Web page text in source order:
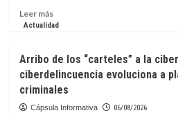
de
Leer másLeer
más
en
yacimiento
estadounidense
de
Actualidad
Arribo de los “carteles” a la
ciberdelincuencia evoluciona a
criminales
Cápsula Informativa 06/08/2026